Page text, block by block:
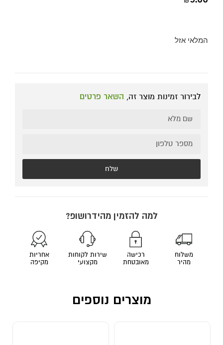
המלאי אזל
לבירור זמינות מוצר זה, השאר פרטים
שלח
למה להזמין מהידרושופ?
משלוח
מהיר
רכישה
מאובטחת
שירות לקוחות
מקצועי
אחריות
מקיפה
מוצרים נוספים